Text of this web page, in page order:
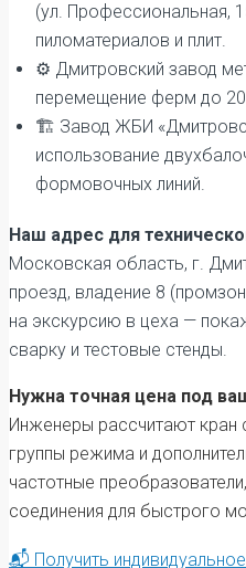
(ул. Профессиональная,
пиломатериалов и плит.
⚙️ Дмитровский завод
перемещение ферм до 20
🏗️ Завод ЖБИ
использование
формовочных линий.
Наш адрес для
Московская область, г.
проезд, владение 8
на экскурсию в цеха —
сварку и тестовые стенды.
Нужна точная цена под
Инженеры рассчитают
группы режима и
частотные
соединения для быстрого
📬 Получить